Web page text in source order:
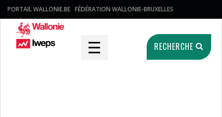
PORTAIL WALLONIE.BE FÉDÉRATION WALLONIE-BRUXELLES
☰ RECHERCHE